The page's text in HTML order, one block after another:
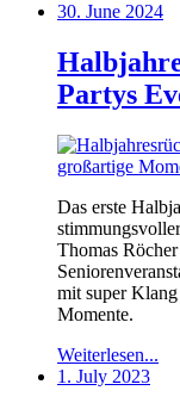
30. June 2024
Partys
Das erste
Thomas
mit super
Momente.
Weiterlesen...
1. July 2023